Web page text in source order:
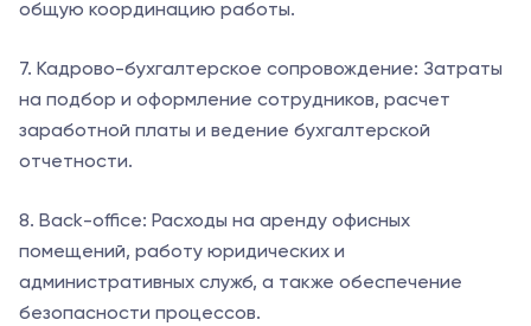
общую координацию работы.
7. Кадрово-бухгалтерское сопровождение: Затраты
на подбор и оформление сотрудников, расчет
заработной платы и ведение бухгалтерской
отчетности.
8. Back-office: Расходы на аренду офисных
помещений, работу юридических и
административных служб, а также обеспечение
безопасности процессов.